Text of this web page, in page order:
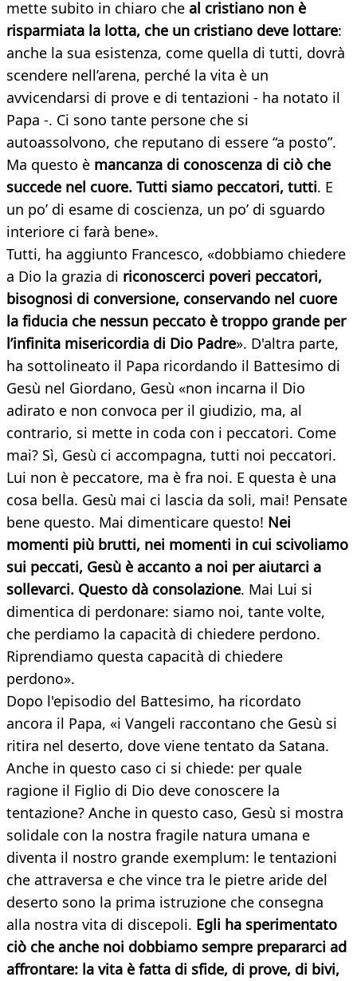
mette subito in chiaro che al cristiano non è
risparmiata la lotta, che un cristiano deve lottare:
anche la sua esistenza, come quella di tutti, dovrà
scendere nell’arena, perché la vita è un
avvicendarsi di prove e di tentazioni - ha notato il
Papa -. Ci sono tante persone che si
autoassolvono, che reputano di essere “a posto”.
Ma questo è mancanza di conoscenza di ciò che
succede nel cuore. Tutti siamo peccatori, tutti. E
un po’ di esame di coscienza, un po’ di sguardo
interiore ci farà bene».
Tutti, ha aggiunto Francesco, «dobbiamo chiedere
a Dio la grazia di riconoscerci poveri peccatori,
bisognosi di conversione, conservando nel cuore
la fiducia che nessun peccato è troppo grande per
l’infinita misericordia di Dio Padre». D'altra parte,
ha sottolineato il Papa ricordando il Battesimo di
Gesù nel Giordano, Gesù «non incarna il Dio
adirato e non convoca per il giudizio, ma, al
contrario, si mette in coda con i peccatori. Come
mai? Sì, Gesù ci accompagna, tutti noi peccatori.
Lui non è peccatore, ma è fra noi. E questa è una
cosa bella. Gesù mai ci lascia da soli, mai! Pensate
bene questo. Mai dimenticare questo! Nei
momenti più brutti, nei momenti in cui scivoliamo
sui peccati, Gesù è accanto a noi per aiutarci a
sollevarci. Questo dà consolazione. Mai Lui si
dimentica di perdonare: siamo noi, tante volte,
che perdiamo la capacità di chiedere perdono.
Riprendiamo questa capacità di chiedere
perdono».
Dopo l'episodio del Battesimo, ha ricordato
ancora il Papa, « i Vangeli raccontano che Gesù si
ritira nel deserto, dove viene tentato da Satana.
Anche in questo caso ci si chiede: per quale
ragione il Figlio di Dio deve conoscere la
tentazione? Anche in questo caso, Gesù si mostra
solidale con la nostra fragile natura umana e
diventa il nostro grande exemplum: le tentazioni
che attraversa e che vince tra le pietre aride del
deserto sono la prima istruzione che consegna
alla nostra vita di discepoli. Egli ha sperimentato
ciò che anche noi dobbiamo sempre prepararci ad
affrontare: la vita è fatta di sfide, di prove, di bivi,